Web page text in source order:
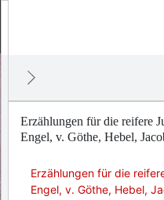
Erzählungen für die reifere
Engel, v. Göthe, Hebel,
Erzählungen für die
Engel, v. Göthe, Hebel,